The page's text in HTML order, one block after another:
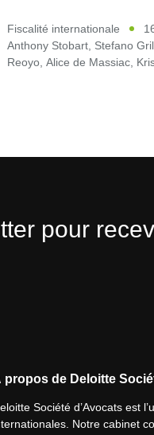
Fiscalité internationale
Anthony Stobart, Stefano
Reoyo, Alice de Massiac,
pour
propos de Deloitte
Société d’Avocats est
Notre cabinet